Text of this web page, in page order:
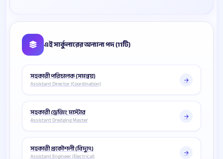
এই সার্কুলারের অন্যান্য পদ (11টি)
সহকারী পরিচালক (সমন্বয়)
Assistant Director (Coordination)
সহকারী ড্রেজিং মাস্টার
Assistant Dredging Master
সহকারী প্রকৌশলী (বিদ্যুৎ)
Assistant Engineer (Electrical)